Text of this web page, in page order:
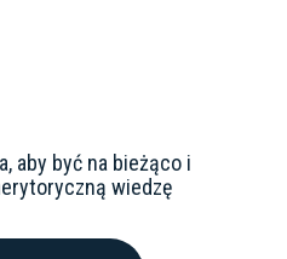
aby być na bieżąco i
wiedzę